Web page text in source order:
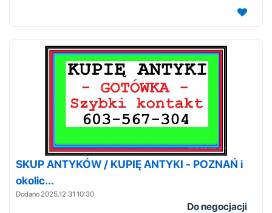
SKUP ANTYKÓW / KUPIĘ ANTYKI - POZNAŃ i
okolic...
Dodano 2025.12.31 10:30
Do negocjacji